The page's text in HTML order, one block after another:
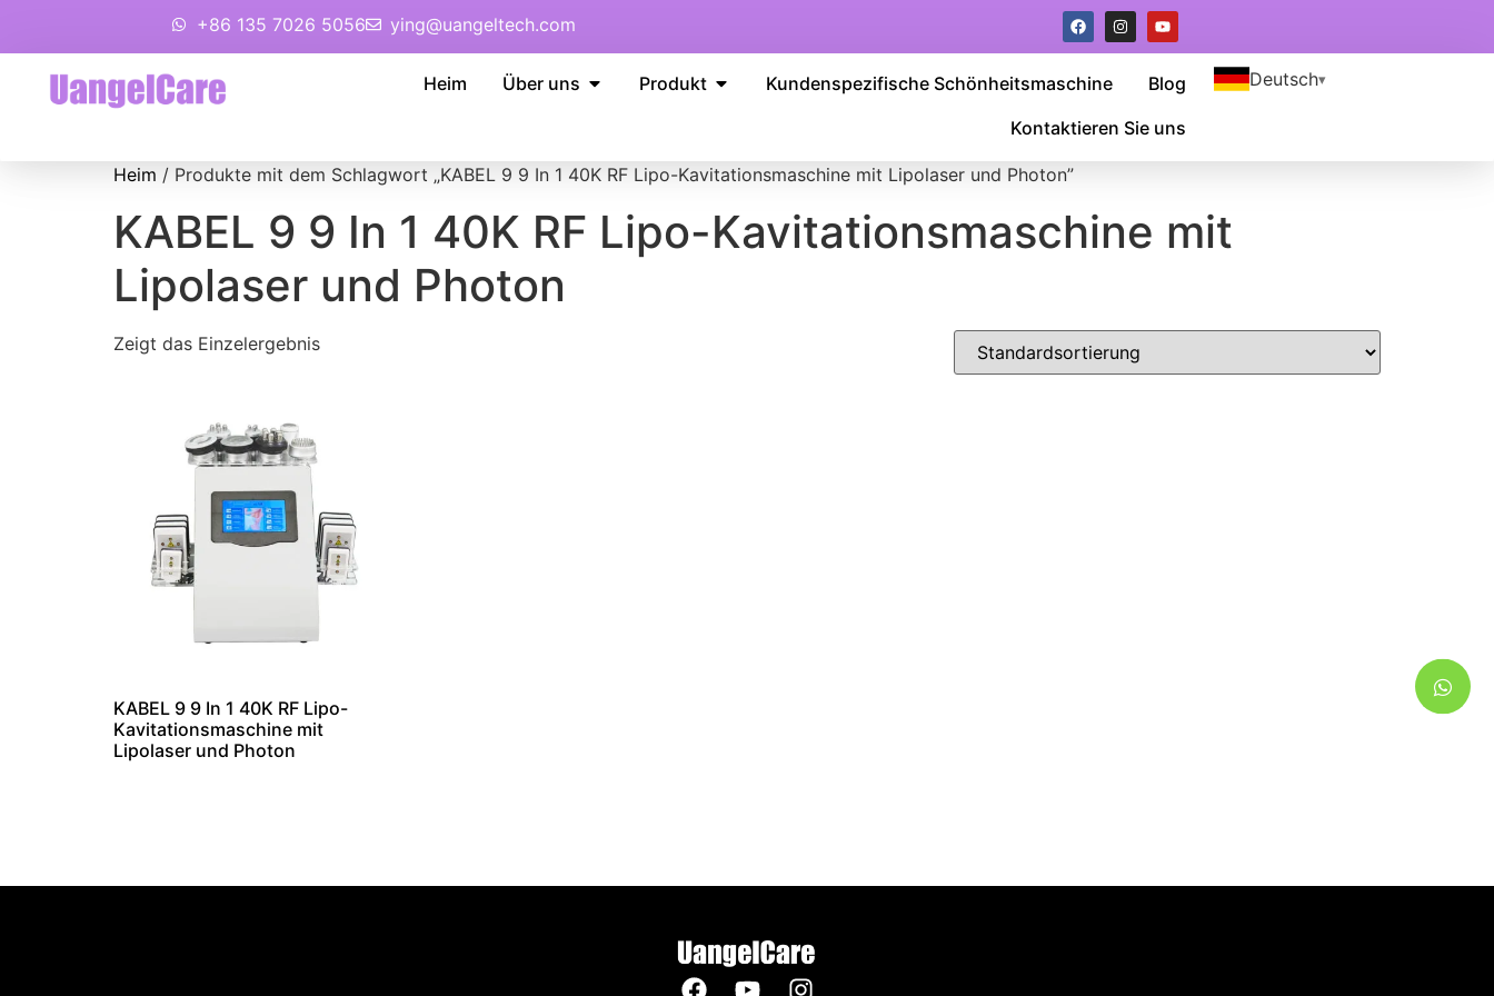
+86 135 7026 5056 ying@uangeltech.com
Heim Über uns Produkt Kundenspezifische Schönheitsmaschine
Blog
Kontaktieren Sie uns
Deutsch
Heim / Produkte mit dem Schlagwort „KABEL 9 9 In 1 40K RF Lipo-Kavitationsmaschine mit Lipolaser und Photon”
KABEL 9 9 In 1 40K RF Lipo-Kavitationsmaschine mit
Lipolaser und Photon
Zeigt das Einzelergebnis
KABEL 9 9 In 1 40K RF Lipo-
Kavitationsmaschine mit
Lipolaser und Photon